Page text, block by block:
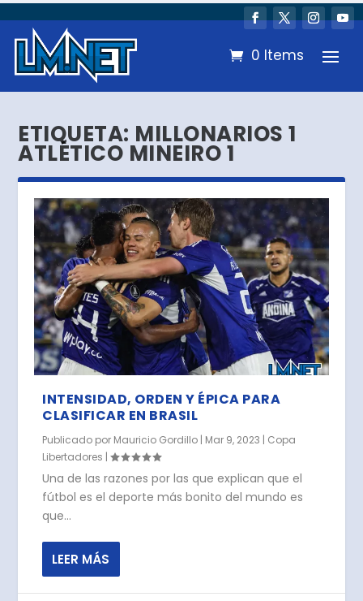
0 Items
ETIQUETA: MILLONARIOS 1
ATLÉTICO MINEIRO 1
INTENSIDAD, ORDEN Y ÉPICA PARA
CLASIFICAR EN BRASIL
Publicado por Mauricio Gordillo | Mar 9, 2023 | Copa
Libertadores |
Una de las razones por las que explican que el
fútbol es el deporte más bonito del mundo es
que...
LEER MÁS